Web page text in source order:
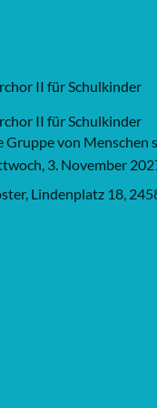
II für Schulkinder
II für Schulkinder
3. November
Lindenplatz 18,